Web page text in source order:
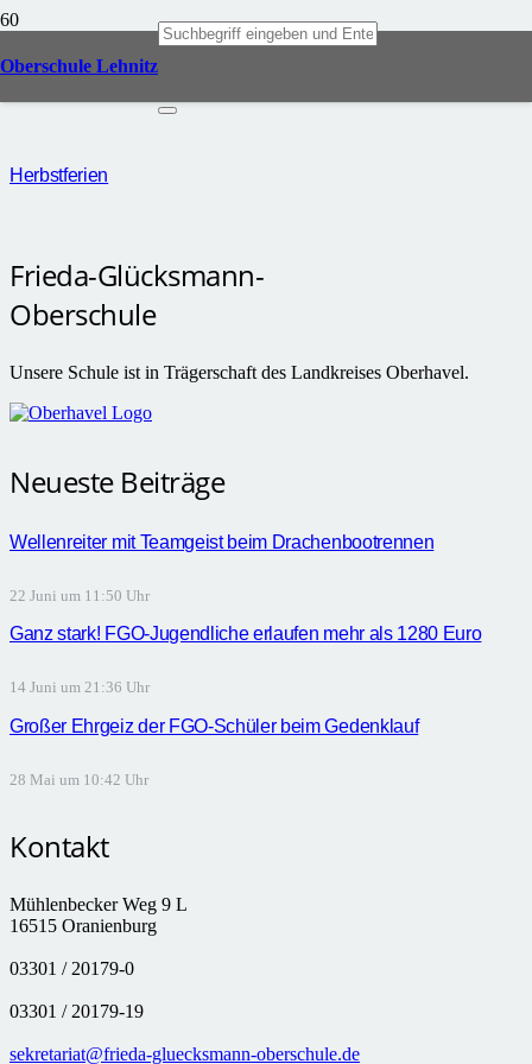
Oberschule Lehnitz
Herbst
Herbstferien
Frieda-Glücksmann-
Oberschule
Unsere Schule ist in Trägerschaft des Landkreises Oberhavel.
Neueste Beiträge
Wellenreiter mit Teamgeist beim Drachenbootrennen
22 Juni um 11:50 Uhr
Ganz stark! FGO-Jugendliche erlaufen mehr als 1280 Euro
14 Juni um 21:36 Uhr
Großer Ehrgeiz der FGO-Schüler beim Gedenklauf
28 Mai um 10:42 Uhr
Kontakt
Mühlenbecker Weg 9 L
16515 Oranienburg
03301 / 20179-0
03301 / 20179-19
sekretariat@frieda-gluecksmann-oberschule.de